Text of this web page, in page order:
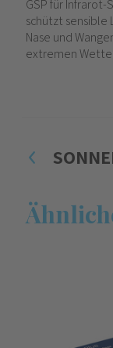
GSP für Infrarot-
schützt
Nase und
extremen